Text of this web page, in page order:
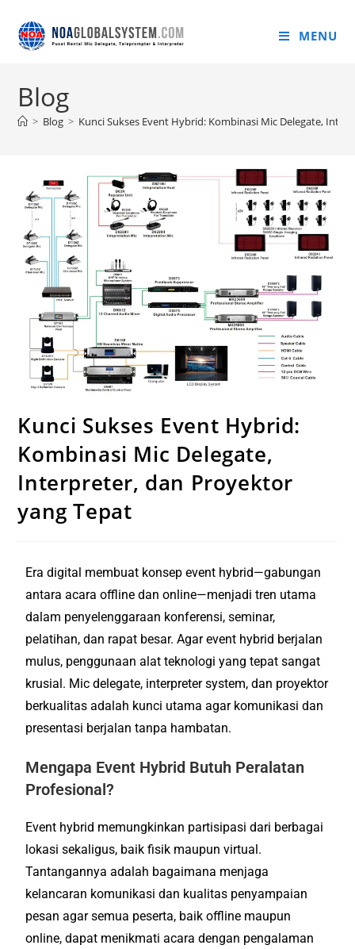
MENU
Blog
> Blog > Kunci Sukses Event Hybrid: Kombinasi Mic Delegate,
Kunci Sukses Event Hybrid:
Kombinasi Mic Delegate,
Interpreter, dan Proyektor
yang Tepat
Era digital membuat konsep event hybrid—gabungan
antara acara offline dan online—menjadi tren utama
dalam penyelenggaraan konferensi, seminar,
pelatihan, dan rapat besar. Agar event hybrid berjalan
mulus, penggunaan alat teknologi yang tepat sangat
krusial. Mic delegate, interpreter system, dan proyektor
berkualitas adalah kunci utama agar komunikasi dan
presentasi berjalan tanpa hambatan.
Mengapa Event Hybrid Butuh Peralatan
Profesional?
Event hybrid memungkinkan partisipasi dari berbagai
lokasi sekaligus, baik fisik maupun virtual.
Tantangannya adalah bagaimana menjaga
kelancaran komunikasi dan kualitas penyampaian
pesan agar semua peserta, baik offline maupun
online, dapat menikmati acara dengan pengalaman